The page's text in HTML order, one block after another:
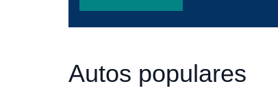
Autos populares